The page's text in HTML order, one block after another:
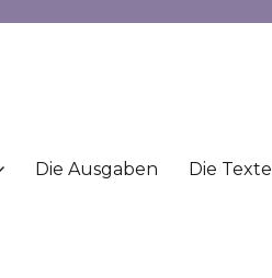
Die Ausgaben Die Texte